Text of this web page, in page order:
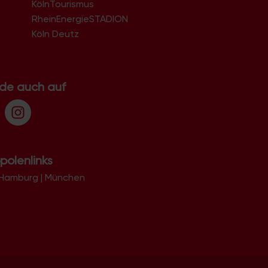
51069
51103
51107
51147
KölnTourismus
RheinEnergieSTADION
Köln Deutz
auch auf
| München